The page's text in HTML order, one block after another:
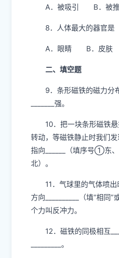
A．肌肉 B．骨骼
7．如下图所示，用一
A．被吸引 B．被
8．人体最大的器官
二、填空题
9．条形磁铁的磁力分
_______强。
10．把一块条形磁铁
转动，等磁铁静止时我们发